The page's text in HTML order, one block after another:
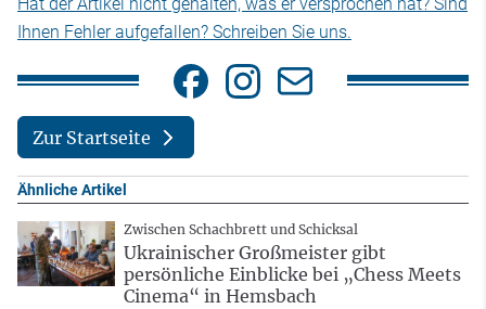
Hat der Artikel nicht gehalten, was er versprochen hat? Sind
Ihnen Fehler aufgefallen? Schreiben Sie uns.
Zur Startseite
Ähnliche Artikel
Zwischen Schachbrett und Schicksal
Ukrainischer Großmeister gibt
persönliche Einblicke bei „Chess Meets
Cinema“ in Hemsbach